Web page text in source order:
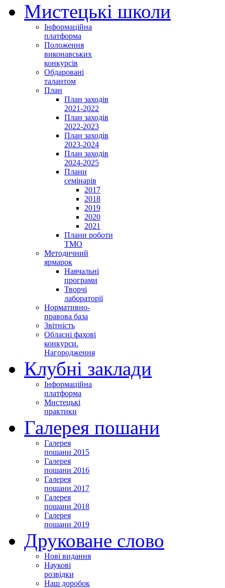
Мистецькі школи
Інформаційна
платформа
Положення
виконавських
конкурсів
Обдаровані
талантом
План
План заходів
2021-2022
План заходів
2022-2023
План заходів
2023-2024
План заходів
2024-2025
Плани
семінарів
2017
2018
2019
2020
2021
Плани роботи
ТМО
Методичний
ярмарок
Навчальні
програми
Творчі
лабораторії
Нормативно-
правова база
Звітність
Обласні фахові
конкурси.
Нагородження
Клубні заклади
Інформаційна
платформа
Мистецькі
практики
Галерея пошани
Галерея
пошани 2015
Галерея
пошани 2016
Галерея
пошани 2017
Галерея
пошани 2018
Галерея
пошани 2019
Друковане слово
Нові видання
Наукові
розвідки
Наш доробок